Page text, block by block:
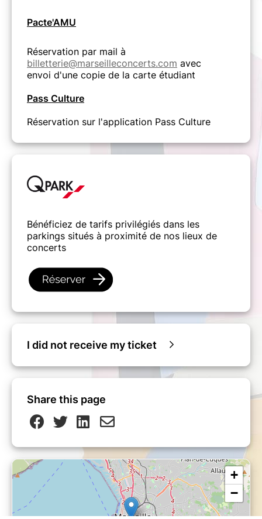
Pacte'AMU
Réservation par mail à
billetterie@marseilleconcerts.com avec
envoi d'une copie de la carte étudiant
Pass Culture
Réservation sur l'application Pass Culture
Bénéficiez de tarifs privilégiés dans les
parkings situés à proximité de nos lieux de
concerts
I did not receive my ticket
Share this page
+
−